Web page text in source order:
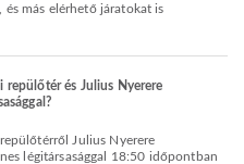
más elérhető járatokat is
és Julius Nyerere
légitársasággal 18:50 időpontban